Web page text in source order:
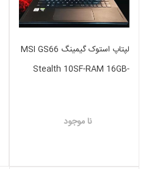
لپتاپ استوک گیمینگ MSI GS66
Stealth 10SF-RAM 16GB-
نا موجود